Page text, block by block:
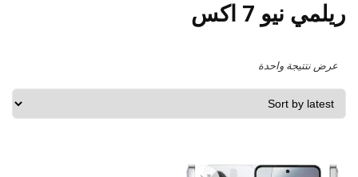
ريلمي نيو 7 اكس
عرض نتتيجة واحدة